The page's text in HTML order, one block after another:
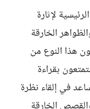
لإثارة
الخارقة
هذا النوع من
بقراءة
في إلقاء نظرة